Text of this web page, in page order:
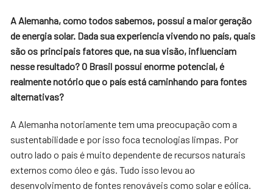
A Alemanha, como todos sabemos, possui a maior geração
de energia solar. Dada sua experiencia vivendo no país, quais
são os principais fatores que, na sua visão, influenciam
nesse resultado? O Brasil possui enorme potencial, é
realmente notório que o país está caminhando para fontes
alternativas?
A Alemanha notoriamente tem uma preocupação com a
sustentabilidade e por isso foca tecnologias limpas. Por
outro lado o país é muito dependente de recursos naturais
externos como óleo e gás. Tudo isso levou ao
desenvolvimento de fontes renováveis como solar e eólica.